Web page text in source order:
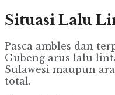
Situasi Lalu
Pasca ambles dan
Gubeng arus lalu
Sulawesi maupun
total.